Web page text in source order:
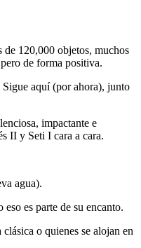
de 120,000 objetos, muchos
de forma positiva.
Sigue aquí (por ahora), junto
impactante e
II y Seti I cara a cara.
agua).
es parte de su encanto.
o quienes se alojan en